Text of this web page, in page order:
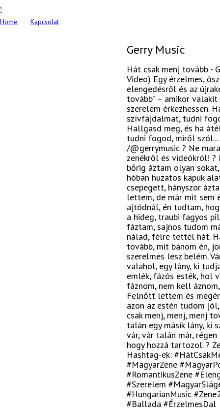
Home Kapcsolat
Gerry Music
Hát csak menj tovább -
Video) Egy érzelmes,
elengedésről és az
tovább” – amikor
szerelem érkezhessen.
szívfájdalmat, tudni
Hallgasd meg, és ha
tudni fogod, miről
/@gerrymusic ? Ne
zenékről és videókról! ?
bőrig áztam olyan
hóban huzatos kapuk
csepegett, hányszor
lettem, de már mit sem
ajtódnál, én tudtam,
a hideg, traubi fagyos
fáztam, sajnos tudom
nálad, félre tettél hát.
tovább, mit bánom én,
szerelmes lesz belém.
valahol, egy lány, ki
emlék, fázós esték, hol
fáznom, nem kell
Felnőtt lettem és
azon az estén tudom
csak menj, menj, menj
talán egy másik lány, ki
vár, vár talán már,
hogy hozzá tartozol. ?
Hashtag-ek:
#MagyarZene
#RomantikusZene
#Szerelem
#HungarianMusic
#Ballada #ÉrzelmesDal